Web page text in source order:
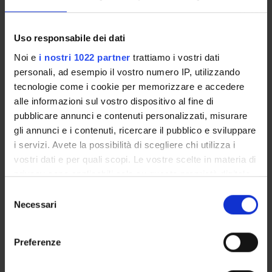
Uso responsabile dei dati
Noi e i nostri 1022 partner trattiamo i vostri dati
personali, ad esempio il vostro numero IP, utilizzando
tecnologie come i cookie per memorizzare e accedere
alle informazioni sul vostro dispositivo al fine di
pubblicare annunci e contenuti personalizzati, misurare
gli annunci e i contenuti, ricercare il pubblico e sviluppare
i servizi. Avete la possibilità di scegliere chi utilizza i
vostri dati e per quali scopi. Le vostre scelte in materia di
privacy sono applicabili solo su questa proprietà digitale
modificare o revocare il proprio consenso in qualsiasi
momento dalla Dichiarazione sui cookie o facendo clic
delNecessari
Preferenze
Overview
Enrolment Policy
Degree Programme
Courses
Notices
Governing bodies
STUDYING
COURSES
TRAINING